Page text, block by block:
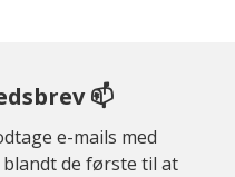
📫
e-mails med
de første til at